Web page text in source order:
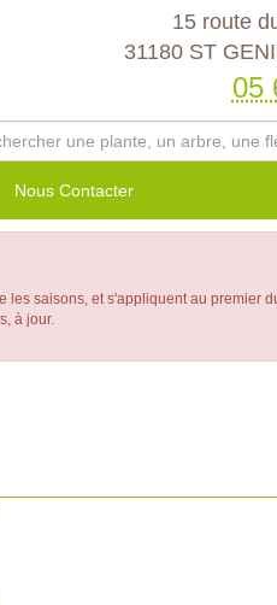
15 route
31180 ST
05
Nous Contacter
les saisons, et s'appliquent au premier
à jour.